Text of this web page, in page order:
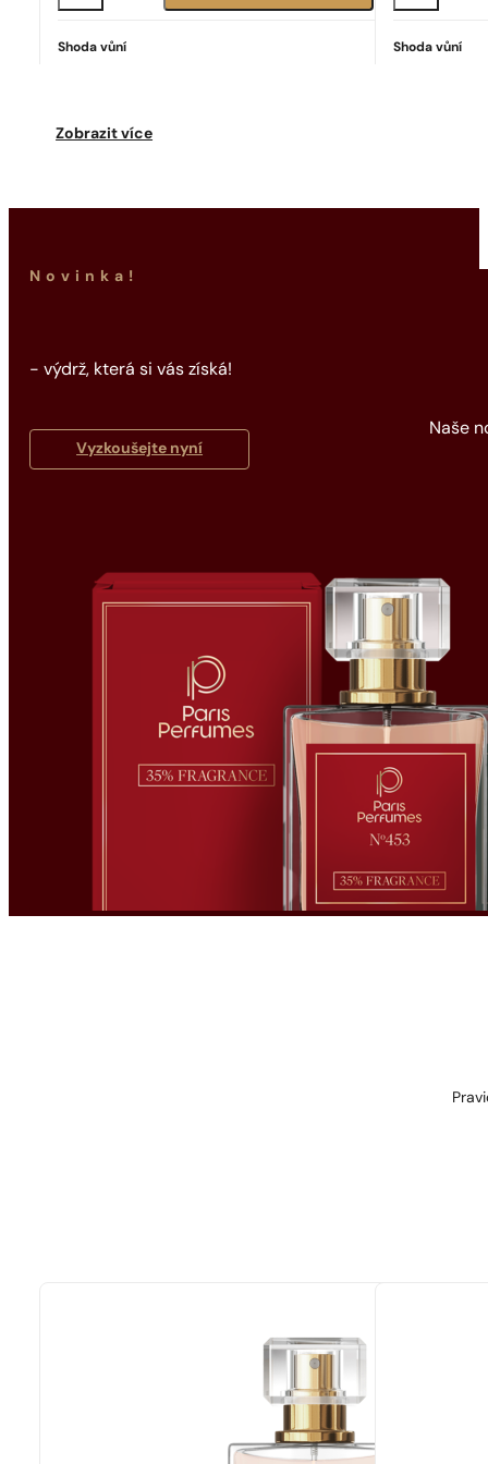
Shoda vůní Shoda vůní
Zobrazit více
Novinka!
- výdrž, která si vás získá!
Naše
Vyzkoušejte nyní